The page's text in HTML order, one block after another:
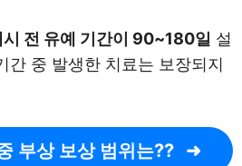
시 전 유예 기간이 90~180일 설
간 중 발생한 치료는 보장되지
부상 보상 범위는??